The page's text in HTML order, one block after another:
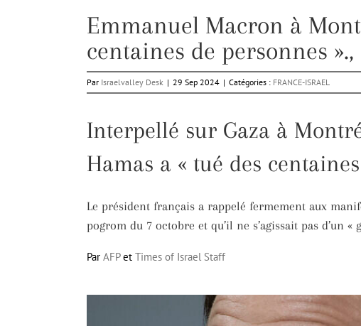
Emmanuel Macron à
centaines de personnes ».,
Par Israelvalley Desk | 29 Sep 2024 | Catégories : FRANCE-ISRAEL
Interpellé sur Gaza à
Hamas a « tué des
Le président français a rappelé fermement aux
pogrom du 7 octobre et qu’il ne s’agissait pas d’un «
Par AFPet Times of Israel Staff